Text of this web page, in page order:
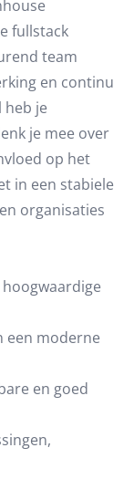
fullstack
team
en continu
heb je
je mee over
op het
in een stabiele
organisaties
een moderne
en goed